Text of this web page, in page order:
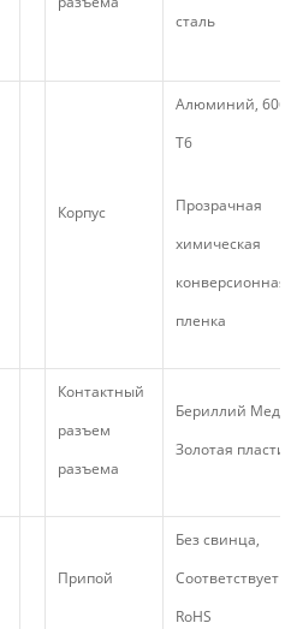
сталь
Корпус
Алюминий,
Т6
Прозрачная
химическая
конверсионная
пленка
Контактный
разъем
разъема
Бериллий Медь,
Золотая
Припой
Без свинца,
Соответствует
RoHS